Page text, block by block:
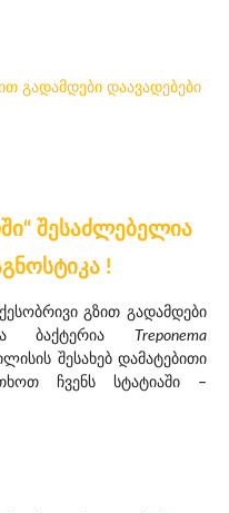
გადამდები დაავადებები
შესაძლებელია
!
გზით გადამდები
ბაქტერია
Treponema
შესახებ დამატებითი
ჩვენს სტატიაში –